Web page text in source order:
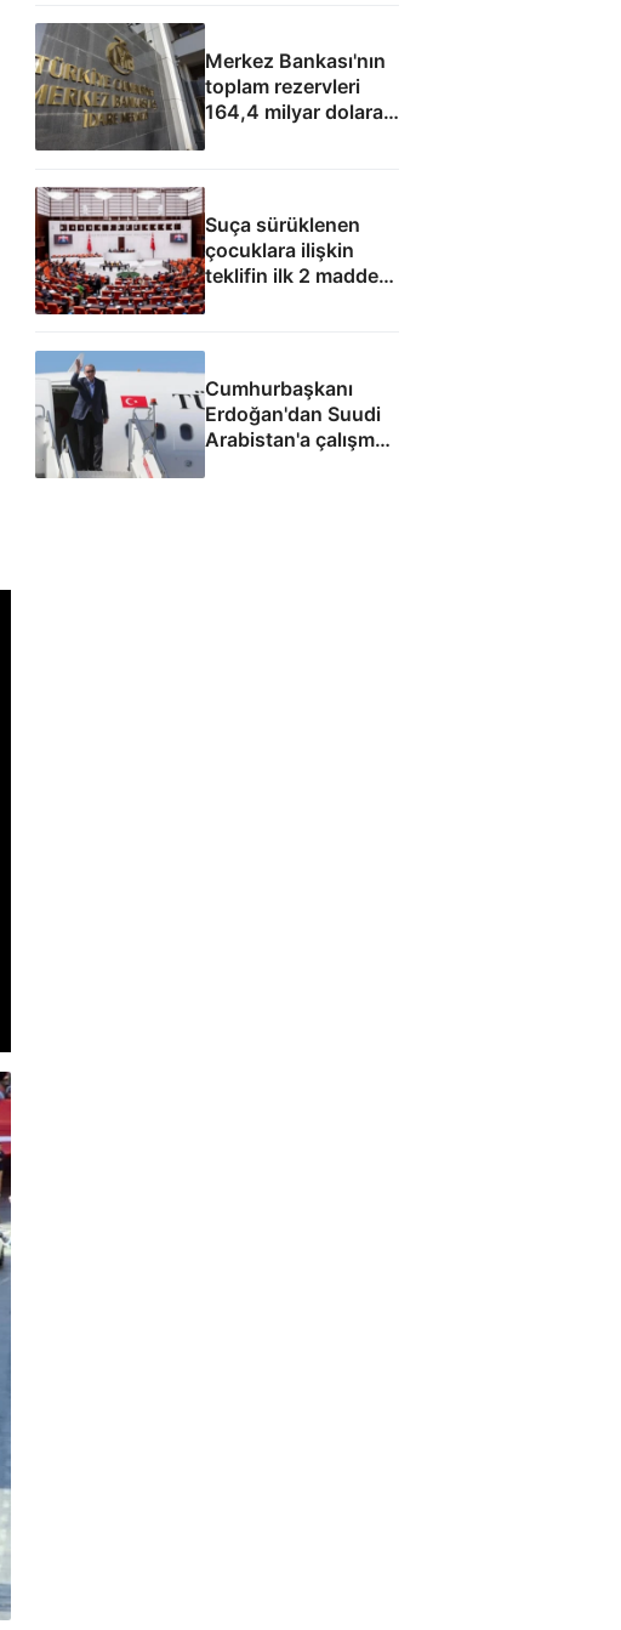
Merkez Bankası'nın
toplam rezervleri
164,4 milyar dolara
yükseldi
Suça sürüklenen
çocuklara ilişkin
teklifin ilk 2 maddesi
kabul edildi
Cumhurbaşkanı
Erdoğan'dan Suudi
Arabistan'a çalışma